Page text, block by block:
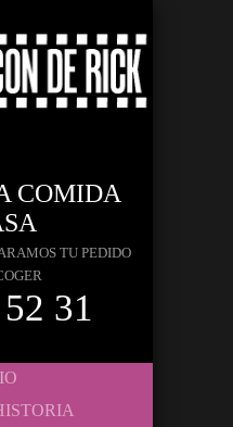
COMIDA
TU PEDIDO
31